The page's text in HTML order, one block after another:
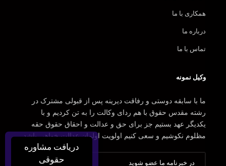
همکاری با ما
درباره ما
تماس با ما
وکیل نمونه
ما با سابقه دوستی و رفاقت دیرینه پس از قبولی مشترک در
رشته مقدس حقوق با هم ردای وکالت را به تن کردیم و با
یکدیگر عهد بستیم جز برای حق و عدالت و احقاق حقوق حقه
مظلوم نکوشیم و سعی کنیم اولویت اولمان عدالت خواهی باشد.
دریافت مشاوره
حقوقی